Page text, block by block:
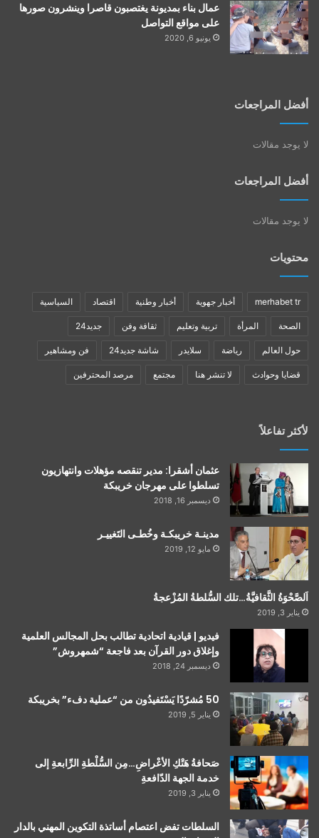
عمال بناء بمديونة يغتصبون قاصرا وينشرون صورها
على مواقع التواصل
يونيو 6, 2020
أفضل المراجعات
لا يوجد مقالات
أفضل المراجعات
لا يوجد مقالات
محتويات
merhabet tr أخبار جهوية أخبار وطنية اقتصاد السياسية
الصحة المرأة تربية وتعليم ثقافة وفن جديد24
حول العالم رياضة سلايدر شاشة جديد24 فن ومشاهير
قضايا وحوادث لا تنشر هنا مجتمع مرصد المحترفين
لأكثر تفاعلاً
عثمان أشقرا: مدير تنقصه مؤهلات وانتهازيون
تسلطوا على مهرجان خريبكة
ديسمبر 16, 2018
مدينـة خريبكـة وخُطـى التَغييـر
مايو 12, 2019
اَلصَّحْوَةُ الثَّقافيَّةُ…تلك السُّلطةُ المُزْعجةُ
يناير 3, 2019
فيديو | قيادية اتحادية تطالب بحل المجالس العلمية
وإغلاق دور القرآن بعد فاجعة “شمهروش”
ديسمبر 24, 2018
50 مُشرّدًا يَسْتَفيدُون من “عملية دفء” بخريبكة
يناير 5, 2019
صَحافةُ هَتْكِ الأعْراضِ…مِن السُّلْطةِ الرِّابعةِ إلى
خدمة الجهة الدّافعةِ
يناير 3, 2019
السلطات تفض اعتصام أساتذة التكوين المهني بالدار